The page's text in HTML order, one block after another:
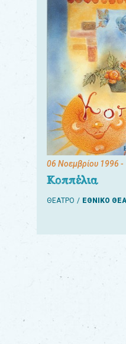
06 Νοεμβρίου 1996 -
Κοππέλια
ΘΕΑΤΡΟ ΕΘΝΙΚΟ